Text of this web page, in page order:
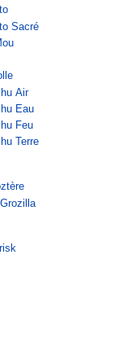
Sacré
Air
Eau
Feu
Terre